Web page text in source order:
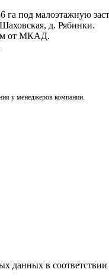
га под малоэтажную
д. Рябинки.
от МКАД.
у менеджеров компании.
данных в